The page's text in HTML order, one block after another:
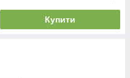
Купити